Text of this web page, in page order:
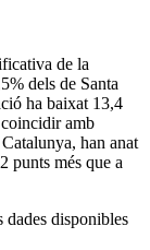
de la
dels de Santa
ha baixat 13,4
amb
han anat
punts més que a
dades disponibles